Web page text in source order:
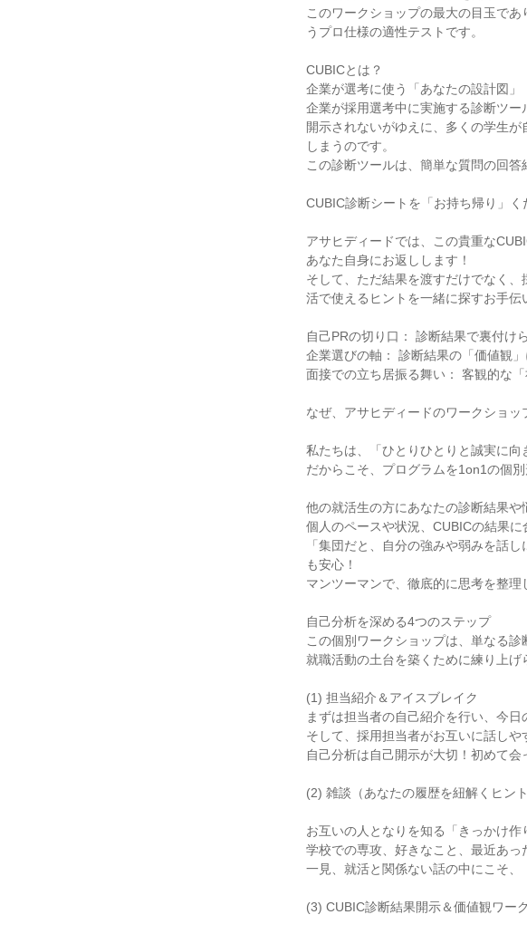
このワークショップの最大の目玉で
うプロ仕様の適性テストです。
CUBICとは？
企業が選考に使う「あなたの設計図」
企業が採用選考中に実施する診断ツー
開示されないがゆえに、多くの学生
しまうのです。
この診断ツールは、簡単な質問の回答
CUBIC診断シートを「お持ち帰り」く
アサヒディードでは、この貴重な
あなた自身にお返しします！
そして、ただ結果を渡すだけでなく
活で使えるヒントを一緒に探すお手伝
自己PRの切り口： 診断結果で裏付け
企業選びの軸： 診断結果の「価値観
面接での立ち居振る舞い： 客観的な
なぜ、アサヒディードのワークショッ
私たちは、「ひとりひとりと誠実に向
だからこそ、プログラムを1on1の個別
他の就活生の方にあなたの診断結果や
個人のペースや状況、CUBICの結果に
「集団だと、自分の強みや弱みを話
も安心！
マンツーマンで、徹底的に思考を整理
自己分析を深める4つのステップ
この個別ワークショップは、単なる診
就職活動の土台を築くために練り上げ
(1) 担当紹介＆アイスブレイク
まずは担当者の自己紹介を行い、今日
そして、採用担当者がお互いに話しや
自己分析は自己開示が大切！初めて会
(2) 雑談（あなたの履歴を紐解くヒント
お互いの人となりを知る「きっかけ
学校での専攻、好きなこと、最近あっ
一見、就活と関係ない話の中にこそ、
(3) CUBIC診断結果開示＆価値観ワーク